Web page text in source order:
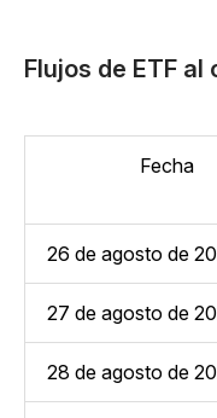
Flujos de ETF
Fecha
26 de agosto de
27 de agosto de
28 de agosto de